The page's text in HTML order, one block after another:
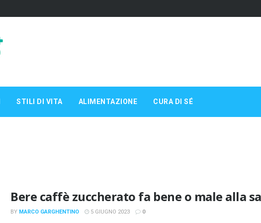
STILI DI VITA ALIMENTAZIONE CURA DI SÉ
Bere caffè zuccherato fa bene o male alla
BY MARCO GARGHENTINO 5 GIUGNO 2023 0